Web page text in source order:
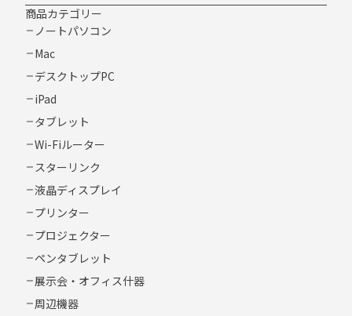
商品カテゴリー
ノートパソコン
Mac
デスクトップPC
iPad
タブレット
Wi-Fiルーター
スターリンク
液晶ディスプレイ
プリンター
プロジェクター
ペンタブレット
展示会・オフィス什器
周辺機器